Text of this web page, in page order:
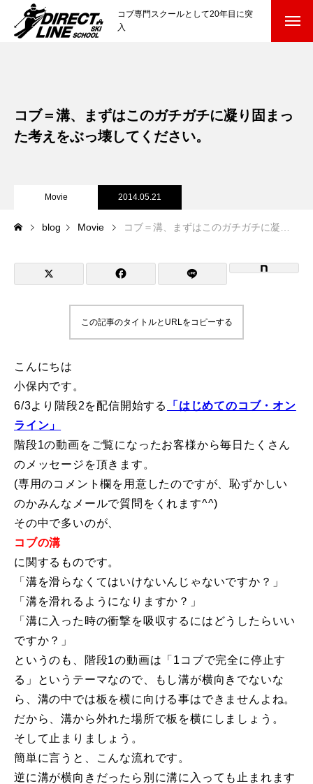
コブ専門スクールとして20年目に突
入
参加までの流れ
参加費のお支払い
各会場の集合場所
スキー場から選ぶ Ski Area
鷲ヶ岳＆高鷲スノーパーク
宮城山形
岩手高原
白馬五竜FA
レッスンテーマから選ぶ Lesson Theme
初級1
初級2
中級1
中級2
PV
講師から選ぶ Instructor
インストラクター募集
コブ＝溝、まずはこのガチガチに凝り固まっ
た考えをぶっ壊してください。
Movie 2014.05.21
blog Movie コブ＝溝、まずはこのガチガチに凝り固まった考えをぶっ壊してください。
この記事のタイトルとURLをコピーする
こんにちは
小保内です。
6/3より階段2を配信開始する
「はじめてのコブ・オン
ライン」
階段1の動画をご覧になったお客様から毎日たくさん
のメッセージを頂きます。
(専用のコメント欄を用意したのですが、恥ずかしい
のかみんなメールで質問をくれます^^)
その中で多いのが、
コブの溝
に関するものです。
「溝を滑らなくてはいけないんじゃないですか？」
「溝を滑れるようになりますか？」
「溝に入った時の衝撃を吸収するにはどうしたらいい
ですか？」
というのも、階段1の動画は「1コブで完全に停止す
る」というテーマなので、もし溝が横向きでないな
ら、溝の中では板を横に向ける事はできませんよね。
だから、溝から外れた場所で板を横にしましょう。
そして止まりましょう。
簡単に言うと、こんな流れです。
逆に溝が横向きだったら別に溝に入っても止まれます